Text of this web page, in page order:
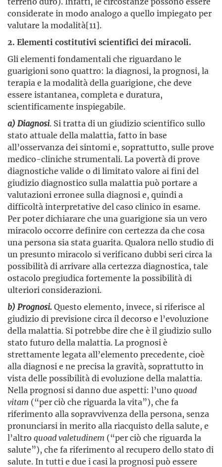
considerate in modo analogo a quello impiegato per
valutare la modalità[11].
2. Elementi costitutivi scientifici dei miracoli.
Gli elementi fondamentali che riguardano le
guarigioni sono quattro: la diagnosi, la prognosi, la
terapia e la modalità della guarigione, che deve
essere istantanea, completa e duratura,
scientificamente inspiegabile.
a) Diagnosi. Si tratta di un giudizio scientifico sullo
stato attuale della malattia, fatto in base
all’osservanza dei sintomi e, soprattutto, sulle prove
medico-cliniche strumentali. La povertà di prove
diagnostiche valide o di limitato valore ai fini del
giudizio diagnostico sulla malattia può portare a
valutazioni erronee sulla diagnosi e, quindi a
difficoltà interpretative del caso clinico in esame.
Per poter dichiarare che una guarigione sia un vero
miracolo occorre definire con certezza da che cosa
una persona sia stata guarita. Qualora nello studio di
un presunto miracolo si verificano dubbi seri circa la
possibilità di arrivare alla certezza diagnostica, tale
ostacolo pregiudica fortemente la possibilità di
ulteriori considerazioni.
b) Prognosi. Questo elemento, invece, si riferisce al
giudizio di previsione circa il decorso e l’evoluzione
della malattia. Si potrebbe dire che è il giudizio sullo
stato futuro della malattia. La prognosi è
strettamente legata all’elemento precedente, cioè
alla diagnosi e ne precisa la gravità, soprattutto in
vista delle possibilità di evoluzione della malattia.
Nella prognosi si danno due aspetti: l’uno quoad
vitam (“per ciò che riguarda la vita”), che fa
riferimento alla sopravvivenza della persona, senza
pronunciarsi in merito alla riacquisto della salute, e
l’altro quoad valetudinem (“per ciò che riguarda la
salute”), che fa riferimento al recupero dello stato di
salute. In tutti e due i casi la prognosi può essere